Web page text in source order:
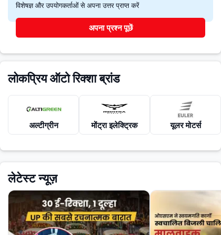
विशेषज्ञ और उपयोगकर्ताओं से अपना उत्तर प्राप्त करें
अपना प्रश्न पूछें
लोकप्रिय ऑटो रिक्शा ब्रांड
अल्टीग्रीन मोंट्रा इलेक्ट्रिक यूलर मोटर्स
लेटेस्ट न्यूज़